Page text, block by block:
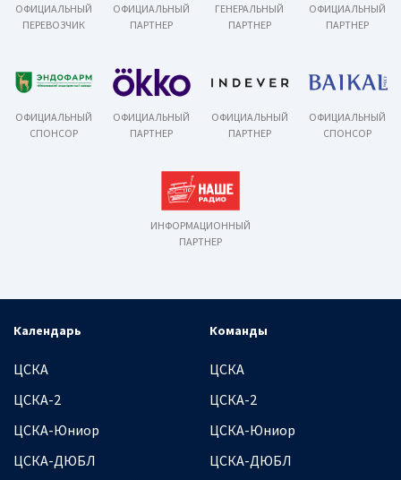
ОФИЦИАЛЬНЫЙ
ПЕРЕВОЗЧИК
ОФИЦИАЛЬНЫЙ
ПАРТНЕР
ГЕНЕРАЛЬНЫЙ
ПАРТНЕР
ОФИЦИАЛЬНЫЙ
ПАРТНЕР
ОФИЦИАЛЬНЫЙ
СПОНСОР
ОФИЦИАЛЬНЫЙ
ПАРТНЕР
ОФИЦИАЛЬНЫЙ
ПАРТНЕР
ОФИЦИАЛЬНЫЙ
СПОНСОР
ИНФОРМАЦИОННЫЙ
ПАРТНЕР
Календарь
ЦСКА
ЦСКА-2
ЦСКА-Юниор
ЦСКА-ДЮБЛ
Команды
ЦСКА
ЦСКА-2
ЦСКА-Юниор
ЦСКА-ДЮБЛ